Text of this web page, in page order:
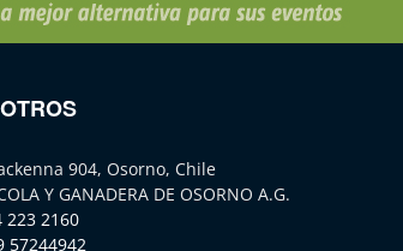
904, Osorno, Chile
Y GANADERA DE OSORNO A.G.
223 2160
57244942